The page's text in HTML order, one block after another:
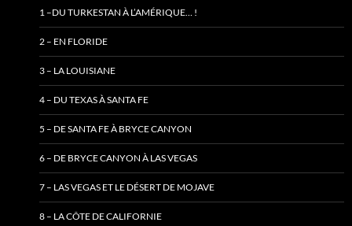
1 –DU TURKESTAN À L’AMÉRIQUE… !
2 – EN FLORIDE
3 – LA LOUISIANE
4 – DU TEXAS À SANTA FE
5 – DE SANTA FE À BRYCE CANYON
6 – DE BRYCE CANYON À LAS VEGAS
7 – LAS VEGAS ET LE DÉSERT DE MOJAVE
8 – LA CÔTE DE CALIFORNIE